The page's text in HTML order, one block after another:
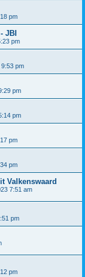
pm
JBI
pm
pm
pm
pm
pm
pm
Valkenswaard
7:51 am
pm
pm